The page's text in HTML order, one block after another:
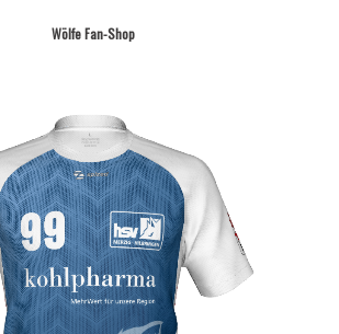
Wölfe Fan-Shop